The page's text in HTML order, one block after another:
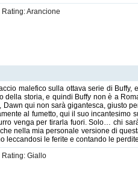
Arancione
malefico sulla ottava serie di
della storia, e quindi Buffy non è a
qui non sarà gigantesca, giusto
al fumetto, qui il suo
venga per tirarla fuori. Solo… chi
nella mia personale versione di
leccandosi le ferite e contando le
Rating: Giallo